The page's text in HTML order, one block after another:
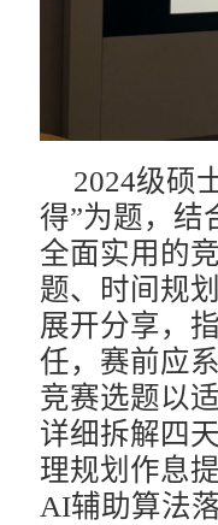
2024级硕
得”为题，结
全面实用的
题、时间规
展开分享，
任，赛前应
竞赛选题以
详细拆解四
理规划作息
AI辅助算法